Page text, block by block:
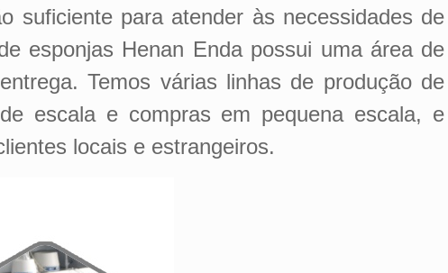
suficiente para atender às necessidades de
esponjas Henan Enda possui uma área de
Temos várias linhas de produção de
escala e compras em pequena escala, e
locais e estrangeiros.